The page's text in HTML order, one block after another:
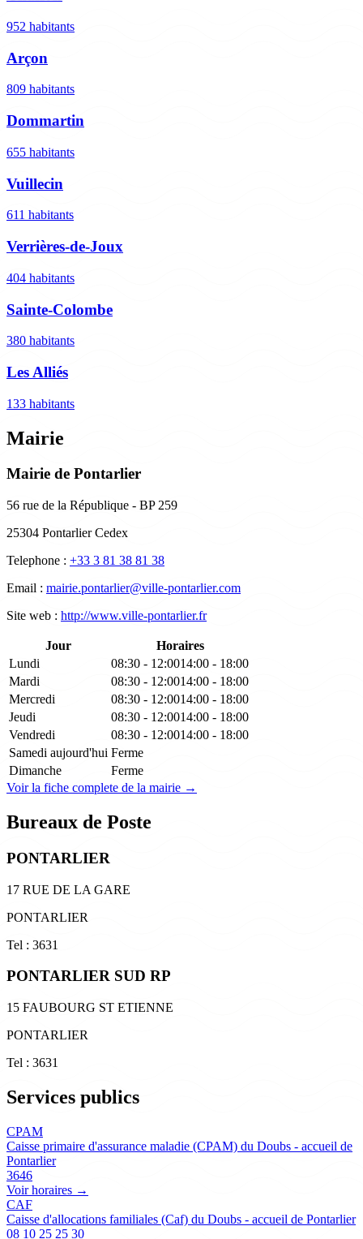
952 habitants
Arçon
809 habitants
Dommartin
655 habitants
Vuillecin
611 habitants
Verrières-de-Joux
404 habitants
Sainte-Colombe
380 habitants
Les Alliés
133 habitants
Mairie
Mairie de Pontarlier
56 rue de la République - BP 259
25304 Pontarlier Cedex
Telephone : +33 3 81 38 81 38
Email : mairie.pontarlier@ville-pontarlier.com
Site web : http://www.ville-pontarlier.fr
Jour
Horaires
Lundi
08:30 - 12:0014:00 - 18:00
Mardi
08:30 - 12:0014:00 - 18:00
Mercredi
08:30 - 12:0014:00 - 18:00
Jeudi
08:30 - 12:0014:00 - 18:00
Vendredi
08:30 - 12:0014:00 - 18:00
Samedi aujourd'hui Ferme
Dimanche
Ferme
Voir la fiche complete de la mairie →
Bureaux de Poste
PONTARLIER
17 RUE DE LA GARE
PONTARLIER
Tel : 3631
PONTARLIER SUD RP
15 FAUBOURG ST ETIENNE
PONTARLIER
Tel : 3631
Services publics
CPAM
Caisse primaire d'assurance maladie (CPAM) du Doubs - accueil de
Pontarlier
3646
Voir horaires →
CAF
Caisse d'allocations familiales (Caf) du Doubs - accueil de Pontarlier
08 10 25 25 30